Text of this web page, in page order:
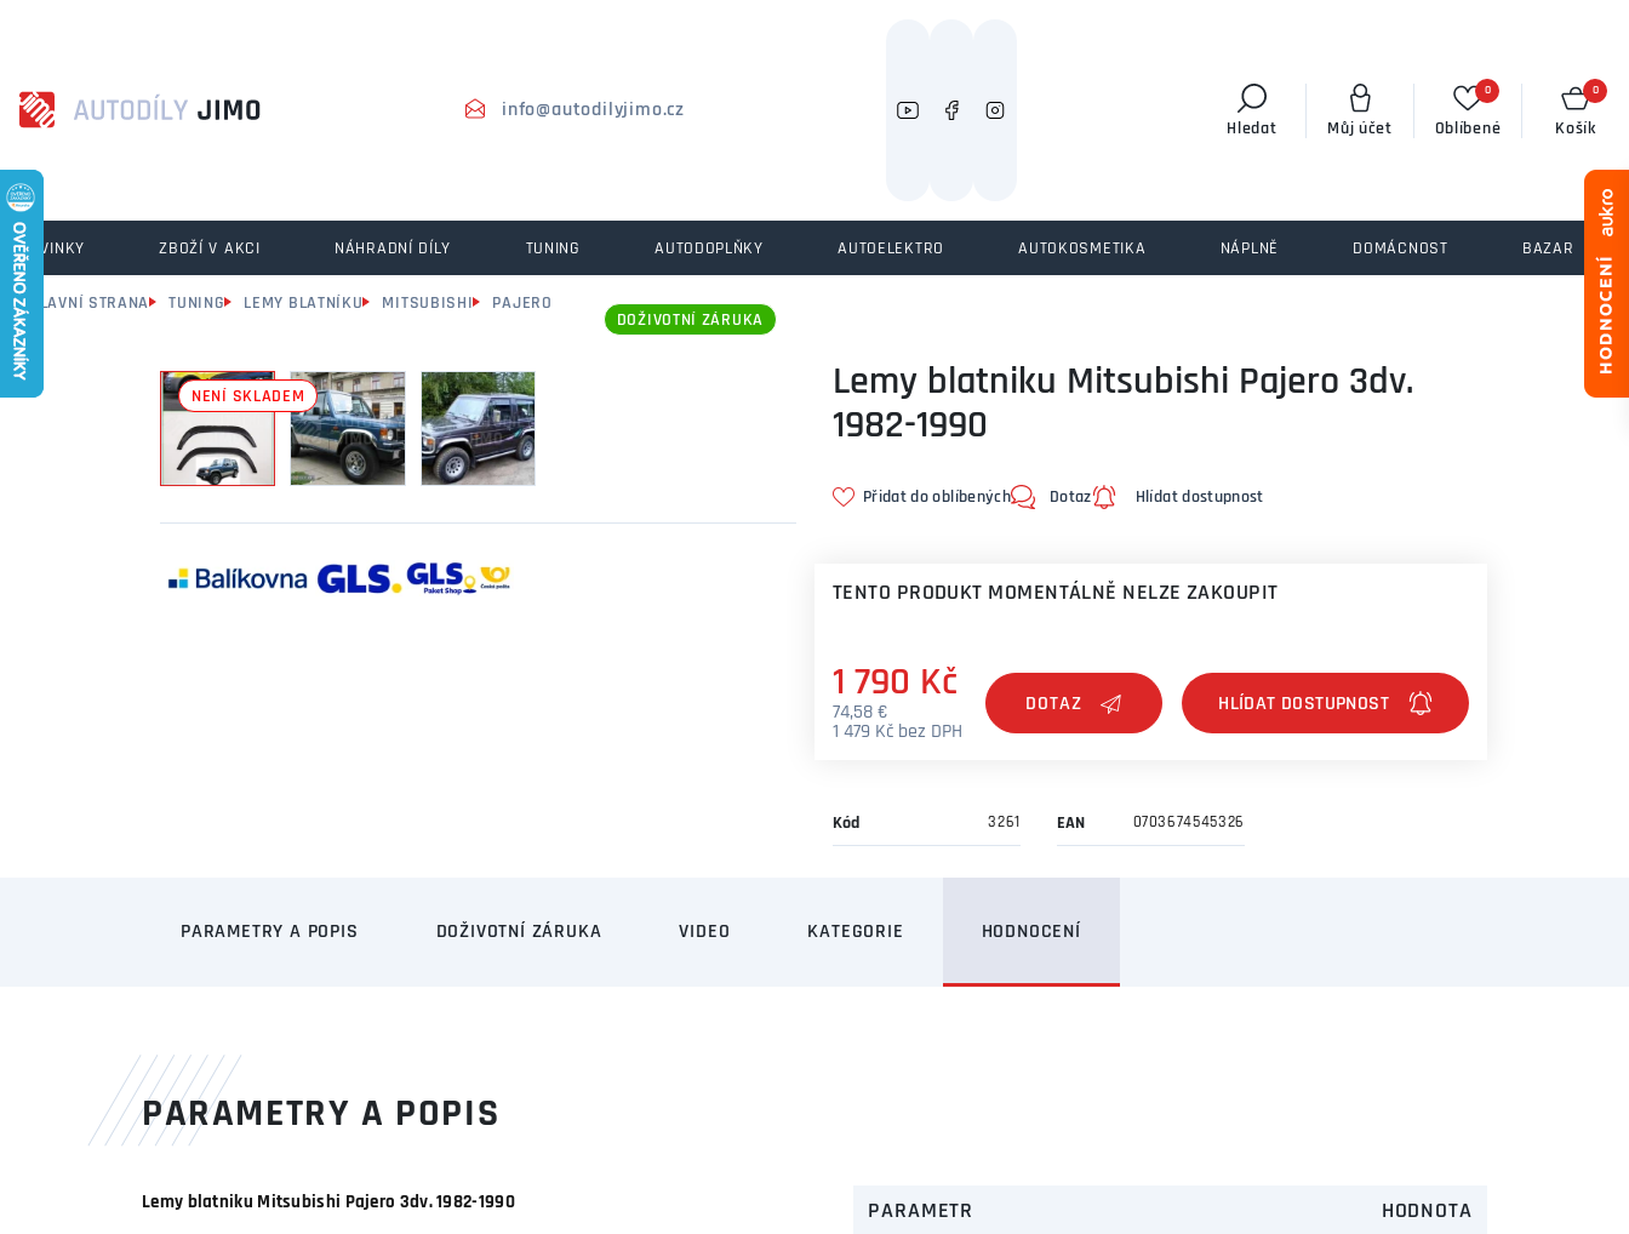
info@autodilyjimo.cz
Hledat Můj účet
0
Oblíbené
0
Košík
NOVINKY ZBOŽÍ V AKCI NÁHRADNÍ DÍLY TUNING AUTODOPLŇKY AUTOELEKTRO AUTOKOSMETIKA NÁPLNĚ DOMÁCNOST BAZAR
HLAVNÍ STRANA TUNING LEMY BLATNÍKU MITSUBISHI PAJERO
NENÍ SKLADEM
DOŽIVOTNÍ ZÁRUKA
Lemy blatniku Mitsubishi Pajero 3dv.
1982-1990
Přidat do oblíbených Dotaz Hlídat dostupnost
TENTO PRODUKT MOMENTÁLNĚ NELZE ZAKOUPIT
1 790 Kč
74,58 €
1 479 Kč bez DPH
DOTAZ
Kód 3261 EAN 0703674545326
PARAMETRY A POPIS DOŽIVOTNÍ ZÁRUKA VIDEO KATEGORIE HODNOCENÍ
PARAMETRY A POPIS
Lemy blatniku Mitsubishi Pajero 3dv. 1982-1990 PARAMETR HODNOTA
Můžeme vám pomoci něco najít?